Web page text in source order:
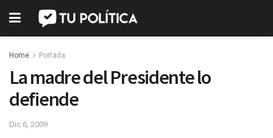
Home Portada
La madre del Presidente lo
defiende
Dic 6, 2009